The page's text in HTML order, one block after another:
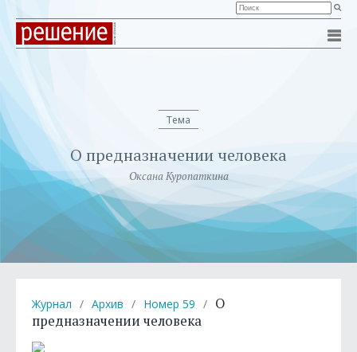
Тема
О предназначении человека
Оксана Куропаткина
Журнал / Архив / Номер 59 / О
предназначении человека